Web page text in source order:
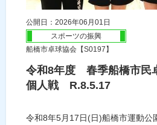
公開日：2026年06月01日
スポーツの振興
船橋市卓球協会【S0197】
令和8年度 春季船橋市民
個人戦 R.8.5.17
令和8年5月17日(日)船橋市運動公